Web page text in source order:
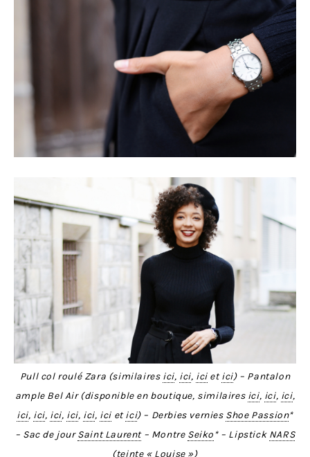
Pull col roulé Zara (similaires ici, ici, icietici) – Pantalon
ample Bel Air (disponible en boutique, similaires ici, ici, ici,
ici, ici, ici, ici, ici, icietici) – Derbies vernies Shoe Passion*
– Sac de jourSaint Laurent– Montre Seiko * – Lipstick NARS
(teinte « Louise »)